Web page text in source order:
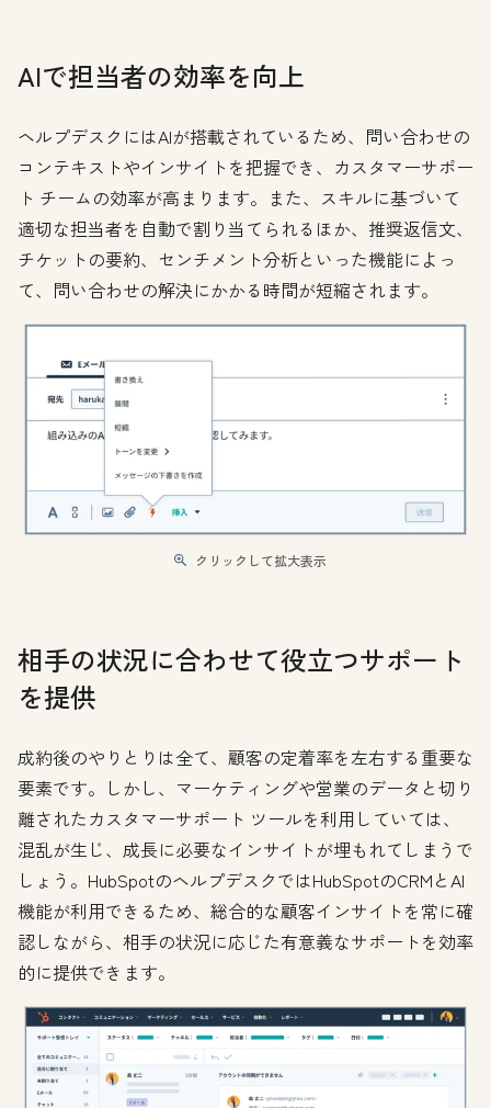
AIで担当者の効率を向上
ヘルプデスクにはAIが搭載されているため、問い合わせの
コンテキストやインサイトを把握でき、カスタマーサポー
ト チームの効率が高まります。また、スキルに基づいて
適切な担当者を自動で割り当てられるほか、推奨返信文、
チケットの要約、センチメント分析といった機能によっ
て、問い合わせの解決にかかる時間が短縮されます。
クリックして拡大表示
相手の状況に合わせて役立つサポート
を提供
成約後のやりとりは全て、顧客の定着率を左右する重要な
要素です。しかし、マーケティングや営業のデータと切り
離されたカスタマーサポート ツールを利用していては、
混乱が生じ、成長に必要なインサイトが埋もれてしまうで
しょう。HubSpotのヘルプデスクではHubSpotのCRMとAI
機能が利用できるため、総合的な顧客インサイトを常に確
認しながら、相手の状況に応じた有意義なサポートを効率
的に提供できます。